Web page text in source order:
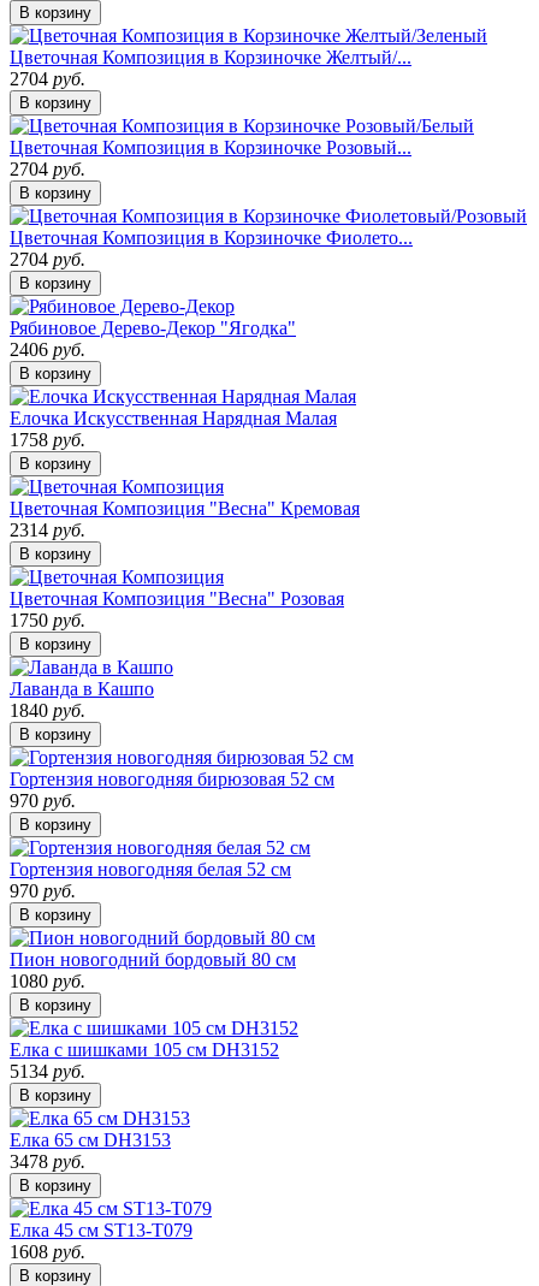
В корзину
Цветочная Композиция в Корзиночке Желтый/...
2704 руб.
В корзину
Цветочная Композиция в Корзиночке Розовый...
2704 руб.
В корзину
Цветочная Композиция в Корзиночке Фиолето...
2704 руб.
В корзину
Рябиновое Дерево-Декор "Ягодка"
2406 руб.
В корзину
Елочка Искусственная Нарядная Малая
1758 руб.
В корзину
Цветочная Композиция "Весна" Кремовая
2314 руб.
В корзину
Цветочная Композиция "Весна" Розовая
1750 руб.
В корзину
Лаванда в Кашпо
1840 руб.
В корзину
Гортензия новогодняя бирюзовая 52 см
970 руб.
В корзину
Гортензия новогодняя белая 52 см
970 руб.
В корзину
Пион новогодний бордовый 80 см
1080 руб.
В корзину
Елка с шишками 105 см DH3152
5134 руб.
В корзину
Елка 65 см DH3153
3478 руб.
В корзину
Елка 45 см ST13-T079
1608 руб.
В корзину